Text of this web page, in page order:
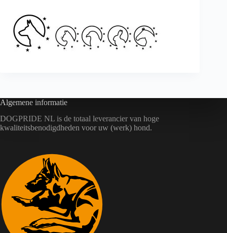
Algemene informatie
DOGPRIDE NL is de totaal leverancier van hoge
kwaliteitsbenodigdheden voor uw (werk) hond.